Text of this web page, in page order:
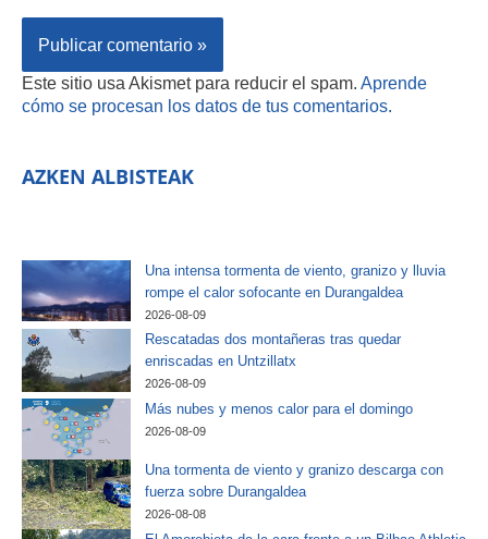
Este sitio usa Akismet para reducir el spam. Aprende
cómo se procesan los datos de tus comentarios.
AZKEN ALBISTEAK
Una intensa tormenta de viento, granizo y lluvia
rompe el calor sofocante en Durangaldea
2026-08-09
Rescatadas dos montañeras tras quedar
enriscadas en Untzillatx
2026-08-09
Más nubes y menos calor para el domingo
2026-08-09
Una tormenta de viento y granizo descarga con
fuerza sobre Durangaldea
2026-08-08